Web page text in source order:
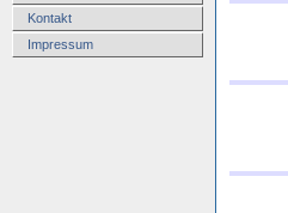
Kontakt
Impressum